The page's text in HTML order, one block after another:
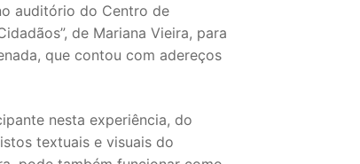
auditório do Centro de
de Mariana Vieira, para
que contou com adereços
nesta experiência, do
textuais e visuais do